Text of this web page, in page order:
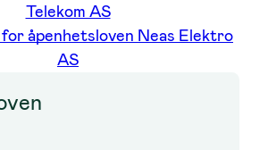
Telekom AS
åpenhetsloven Neas Elektro
AS